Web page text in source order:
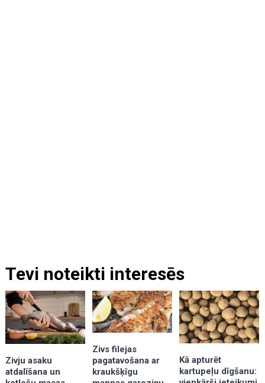
Tevi noteikti interesēs
Zivju asaku
atdalīšana un
Zivs filejas
pagatavošana ar
kraukšķīgu
Kā apturēt
kartupeļu dīgšanu: